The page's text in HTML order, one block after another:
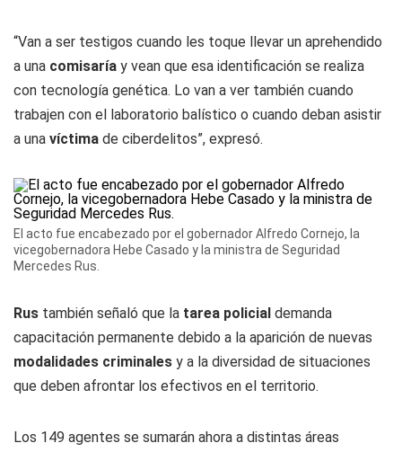
“Van a ser testigos cuando les toque llevar un aprehendido
a una comisaría y vean que esa identificación se realiza
con tecnología genética. Lo van a ver también cuando
trabajen con el laboratorio balístico o cuando deban asistir
a una víctima de ciberdelitos”, expresó.
El acto fue encabezado por el gobernador Alfredo Cornejo, la
vicegobernadora Hebe Casado y la ministra de Seguridad
Mercedes Rus.
Rus también señaló que la tarea policial demanda
capacitación permanente debido a la aparición de nuevas
modalidades criminales y a la diversidad de situaciones
que deben afrontar los efectivos en el territorio.
Los 149 agentes se sumarán ahora a distintas áreas